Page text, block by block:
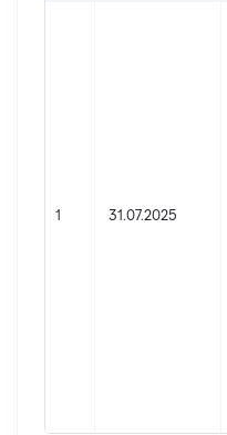
1 31.07.2025